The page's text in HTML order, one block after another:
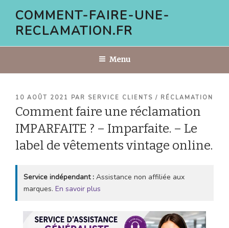
contenu
COMMENT-FAIRE-UNE-
RECLAMATION.FR
Menu
PUBLIÉ
LE
10 AOÛT 2021 PAR SERVICE CLIENTS / RÉCLAMATION
Comment faire une réclamation
IMPARFAITE ? – Imparfaite. – Le
label de vêtements vintage online.
Service indépendant : Assistance non affiliée aux
marques. En savoir plus